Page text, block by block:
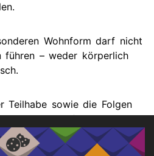
Wohnform darf nicht
führen – weder körperlich
Teilhabe sowie die Folgen
sind umfassend zu
Möglich ist das zum
und therapeutische